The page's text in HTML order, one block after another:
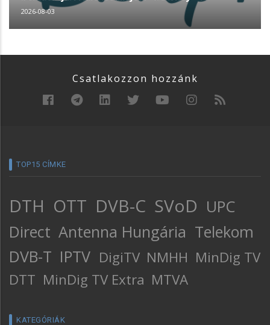
2026-08-03
Csatlakozzon hozzánk
TOP15 CÍMKE
DTH OTT DVB-C SVoD UPC
Direct Antenna Hungária Telekom
DVB-T IPTV DigiTV NMHH MinDig TV
DTT MinDig TV Extra MTVA
KATEGÓRIÁK